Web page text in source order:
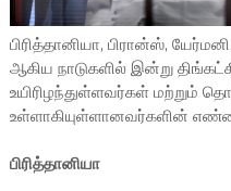
பிரித்தானியா, பிரான்ஸ்,
ஆகிய நாடுகளில் இன்று
உயிரிழந்துள்ளவர்கள் மற்றும்
உள்ளாகியுள்ளானவர்களின்
பிரித்தானியா